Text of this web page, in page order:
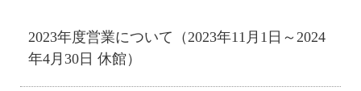
2023年度営業について（2023年11月1日～2024
年4月30日 休館）